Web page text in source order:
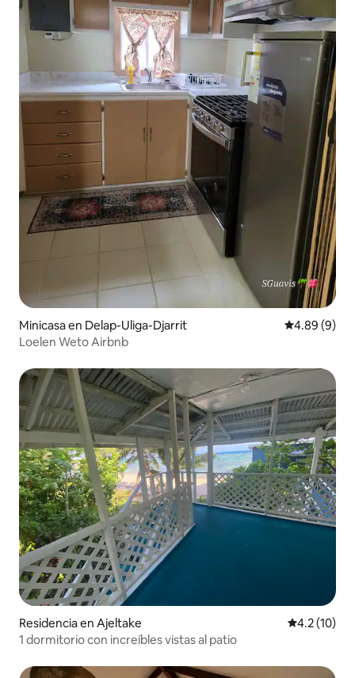
Minicasa en Delap-Uliga-Djarrit Calificación
4.89 (9)
Loelen Weto Airbnb
Residencia en Ajeltake Calificación
4.2 (10)
1 dormitorio con increíbles vistas al patio